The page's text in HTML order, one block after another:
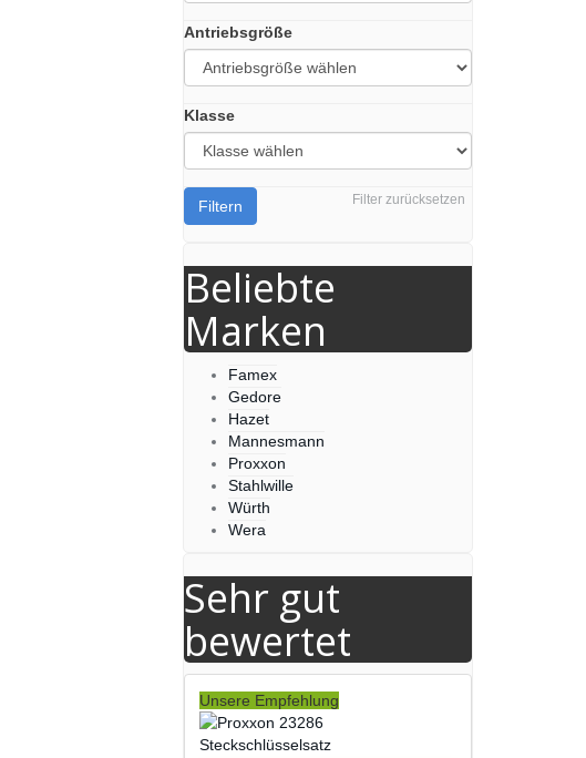
Antriebsgröße
Klasse
Filter zurücksetzen
Filtern
Beliebte
Marken
Famex
Gedore
Hazet
Mannesmann
Proxxon
Stahlwille
Würth
Wera
Sehr gut
bewertet
Unsere Empfehlung